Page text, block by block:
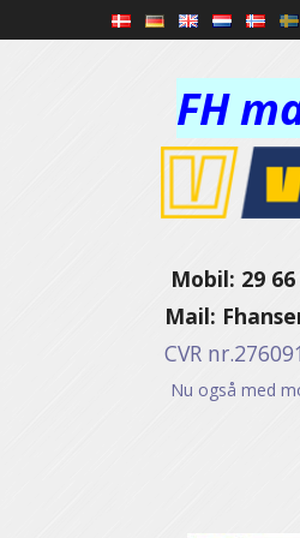
FH
Mobil: 29 66
Mail:
CVR
Nu også med